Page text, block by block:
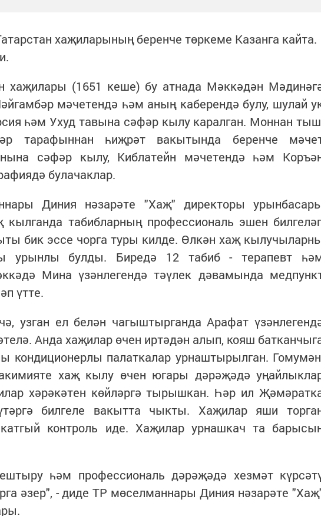
хаҗиларының беренче төркеме Казанга кайта.
хаҗилары (1651 кеше) бу атнада Мәккәдән
мәчетендә һәм аның каберендә булу, шулай
һәм Ухуд тавына сәфәр кылу каралган. Моннан
тарафыннан һиҗрәт вакытында беренче
сәфәр кылу, Киблатейн мәчетендә һәм
булачаклар.
Диния нәзарәте "Хаҗ" директоры
табибларның профессиональ эшен
бик эссе чорга туры килде. Өлкән хаҗ
урынлы булды. Биредә 12 табиб - терапевт
Мина үзәнлегендә тәүлек дәвамында
үтте.
узган ел белән чагыштырганда Арафат
Анда хаҗилар өчен иртәдән алып, кояш
кондиционерлы палаткалар урнаштырылган.
хаҗ кылу өчен югары дәрәҗәдә
хәрәкәтен көйләргә тырышкан. Һәр ил
билгеле вакытта чыкты. Хаҗилар яши
контроль иде. Хаҗилар урнашкач та
һәм профессиональ дәрәҗәдә хезмәт
әзер", - диде ТР мөселманнары Диния нәзарәте